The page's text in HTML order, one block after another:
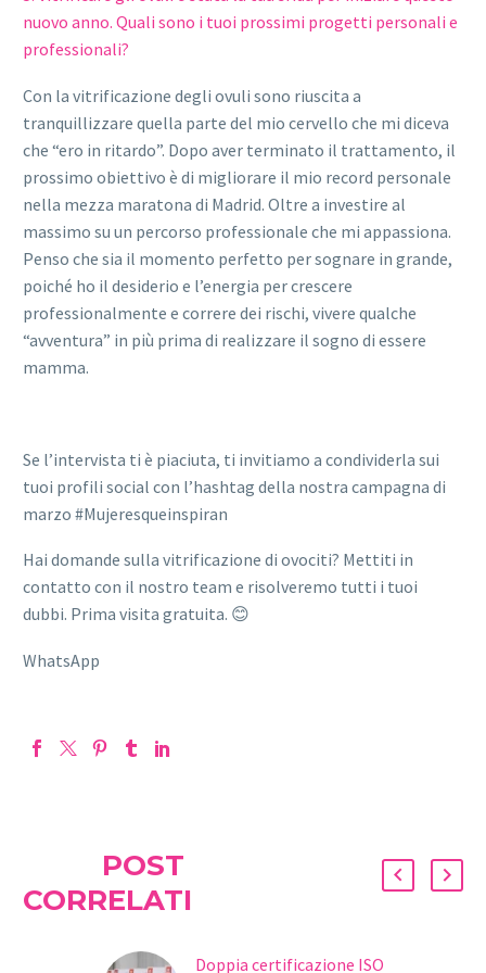
nuovo anno. Quali sono i tuoi prossimi progetti personali e
professionali?
Con la vitrificazione degli ovuli sono riuscita a
tranquillizzare quella parte del mio cervello che mi diceva
che “ero in ritardo”. Dopo aver terminato il trattamento, il
prossimo obiettivo è di migliorare il mio record personale
nella mezza maratona di Madrid. Oltre a investire al
massimo su un percorso professionale che mi appassiona.
Penso che sia il momento perfetto per sognare in grande,
poiché ho il desiderio e l’energia per crescere
professionalmente e correre dei rischi, vivere qualche
“avventura” in più prima di realizzare il sogno di essere
mamma.
Se l’intervista ti è piaciuta, ti invitiamo a condividerla sui
tuoi profili social con l’hashtag della nostra campagna di
marzo #Mujeresqueinspiran
Hai domande sulla vitrificazione di ovociti? Mettiti in
contatto con il nostro team e risolveremo tutti i tuoi
dubbi. Prima visita gratuita. 😊
WhatsApp
POST
CORRELATI
Doppia certificazione ISO